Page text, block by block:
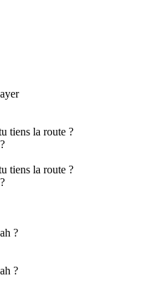
tiens la route ?
tiens la route ?
?
?